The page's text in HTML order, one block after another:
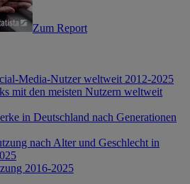
Zum Report
Media-Nutzer weltweit 2012-2025
mit den meisten Nutzern weltweit
in Deutschland nach Generationen
nach Alter und Geschlecht in
2016-2025